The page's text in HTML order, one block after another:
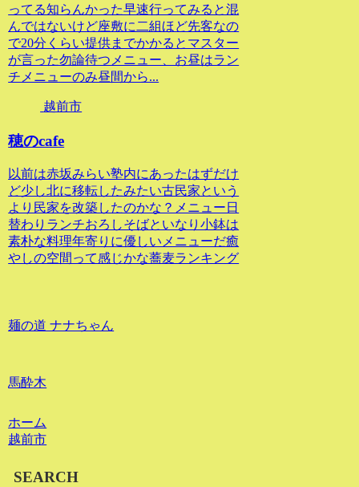
ってる知らんかった早速行ってみると混
んではないけど座敷に二組ほど先客なの
で20分くらい提供までかかるとマスター
が言った勿論待つメニュー、お昼はラン
チメニューのみ昼間から...
越前市
穂のcafe
以前は赤坂みらい塾内にあったはずだけ
ど少し北に移転したみたい古民家という
より民家を改築したのかな？メニュー日
替わりランチおろしそばといなり小鉢は
素朴な料理年寄りに優しいメニューだ癒
やしの空間って感じかな蕎麦ランキング
麺の道 ナナちゃん
馬酔木
ホーム
越前市
SEARCH